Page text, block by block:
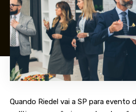
Quando Riedel vai a SP para evento